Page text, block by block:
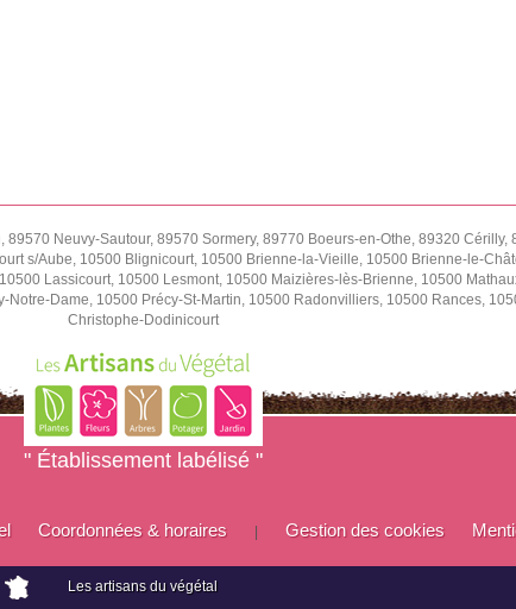
89570 Neuvy-Sautour, 89570 Sormery, 89770 Boeurs-en-Othe, 89320 Cérilly,
s/Aube, 10500 Blignicourt, 10500 Brienne-la-Vieille, 10500 Brienne-le-
Lassicourt, 10500 Lesmont, 10500 Maizières-lès-Brienne, 10500
Dame, 10500 Précy-St-Martin, 10500 Radonvilliers, 10500 Rances,
Christophe-Dodinicourt
" Établissement labélisé "
Coordonnées & horaires Gestion des cookies
Les artisans du végétal